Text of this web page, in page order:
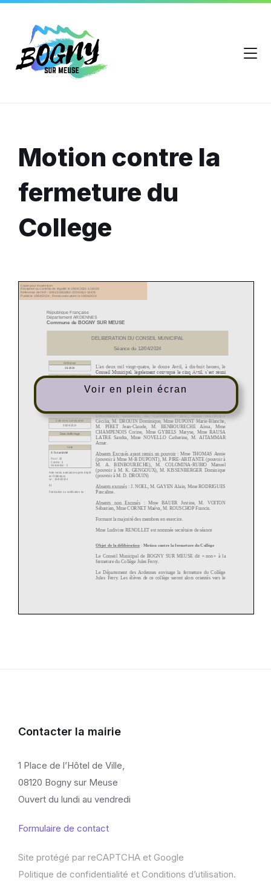
Motion contre la
fermeture du
College
Voir en plein écran
Contacter la mairie
1 Place de l’Hôtel de Ville,
08120 Bogny sur Meuse
Ouvert du lundi au vendredi
Formulaire de contact
Site protégé par reCAPTCHA et Google
Politique de confidentialité et Conditions d’utilisation.